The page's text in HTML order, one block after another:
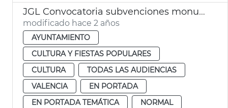
JGL Convocatoria subvenciones monumentos falleros 2024
modificado hace 2 años
AYUNTAMIENTO
CULTURA Y FIESTAS POPULARES
CULTURA
TODAS LAS AUDIENCIAS
VALENCIA
EN PORTADA
EN PORTADA TEMÁTICA
NORMAL